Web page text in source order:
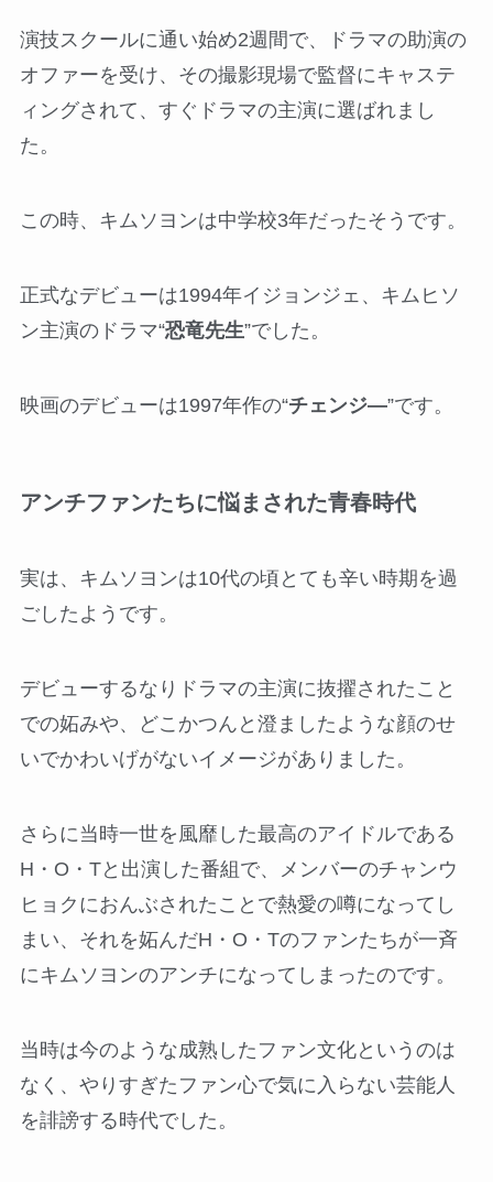
演技スクールに通い始め2週間で、ドラマの助演の
オファーを受け、その撮影現場で監督にキャステ
ィングされて、すぐドラマの主演に選ばれまし
た。
この時、キムソヨンは中学校3年だったそうです。
正式なデビューは1994年イジョンジェ、キムヒソ
ン主演のドラマ“恐竜先生”でした。
映画のデビューは1997年作の“チェンジ―”です。
アンチファンたちに悩まされた青春時代
実は、キムソヨンは10代の頃とても辛い時期を過
ごしたようです。
デビューするなりドラマの主演に抜擢されたこと
での妬みや、どこかつんと澄ましたような顔のせ
いでかわいげがないイメージがありました。
さらに当時一世を風靡した最高のアイドルである
H・O・Tと出演した番組で、メンバーのチャンウ
ヒョクにおんぶされたことで熱愛の噂になってし
まい、それを妬んだH・O・Tのファンたちが一斉
にキムソヨンのアンチになってしまったのです。
当時は今のような成熟したファン文化というのは
なく、やりすぎたファン心で気に入らない芸能人
を誹謗する時代でした。